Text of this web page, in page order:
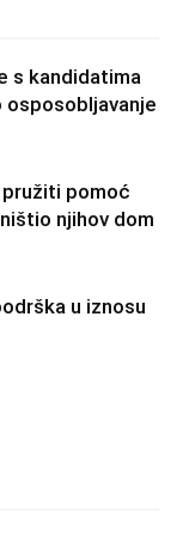
s kandidatima
osposobljavanje
pomoć
njihov dom
u iznosu